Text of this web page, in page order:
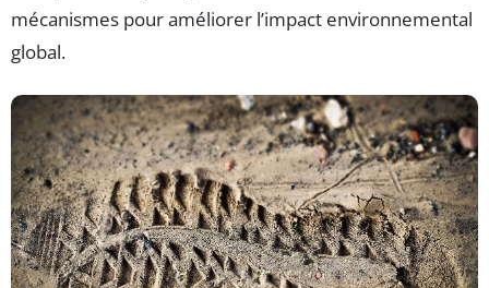
mécanismes pour améliorer l’impact environnemental
global.